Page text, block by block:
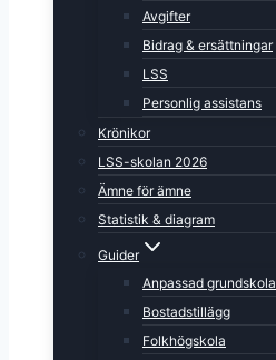
Avgifter
Bidrag & ersättningar
LSS
Personlig assistans
Krönikor
LSS-skolan 2026
Ämne för ämne
Statistik & diagram
Guider
Anpassad grundskola
Bostadstillägg
Folkhögskola